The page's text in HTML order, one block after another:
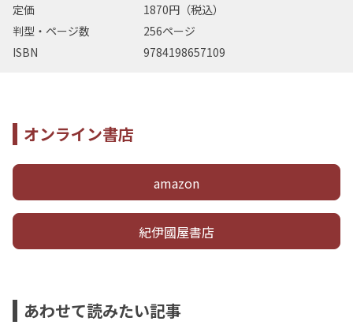
定価
1870円（税込）
判型・ページ数
256ページ
ISBN
9784198657109
オンライン書店
amazon
紀伊國屋書店
あわせて読みたい記事